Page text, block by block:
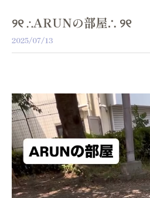
୨୧ ∴ARUNの部屋∴ ୨୧
2025/07/13